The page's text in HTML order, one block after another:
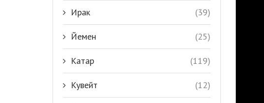
Ирак (39)
Йемен (25)
Катар (119)
Кувейт (12)